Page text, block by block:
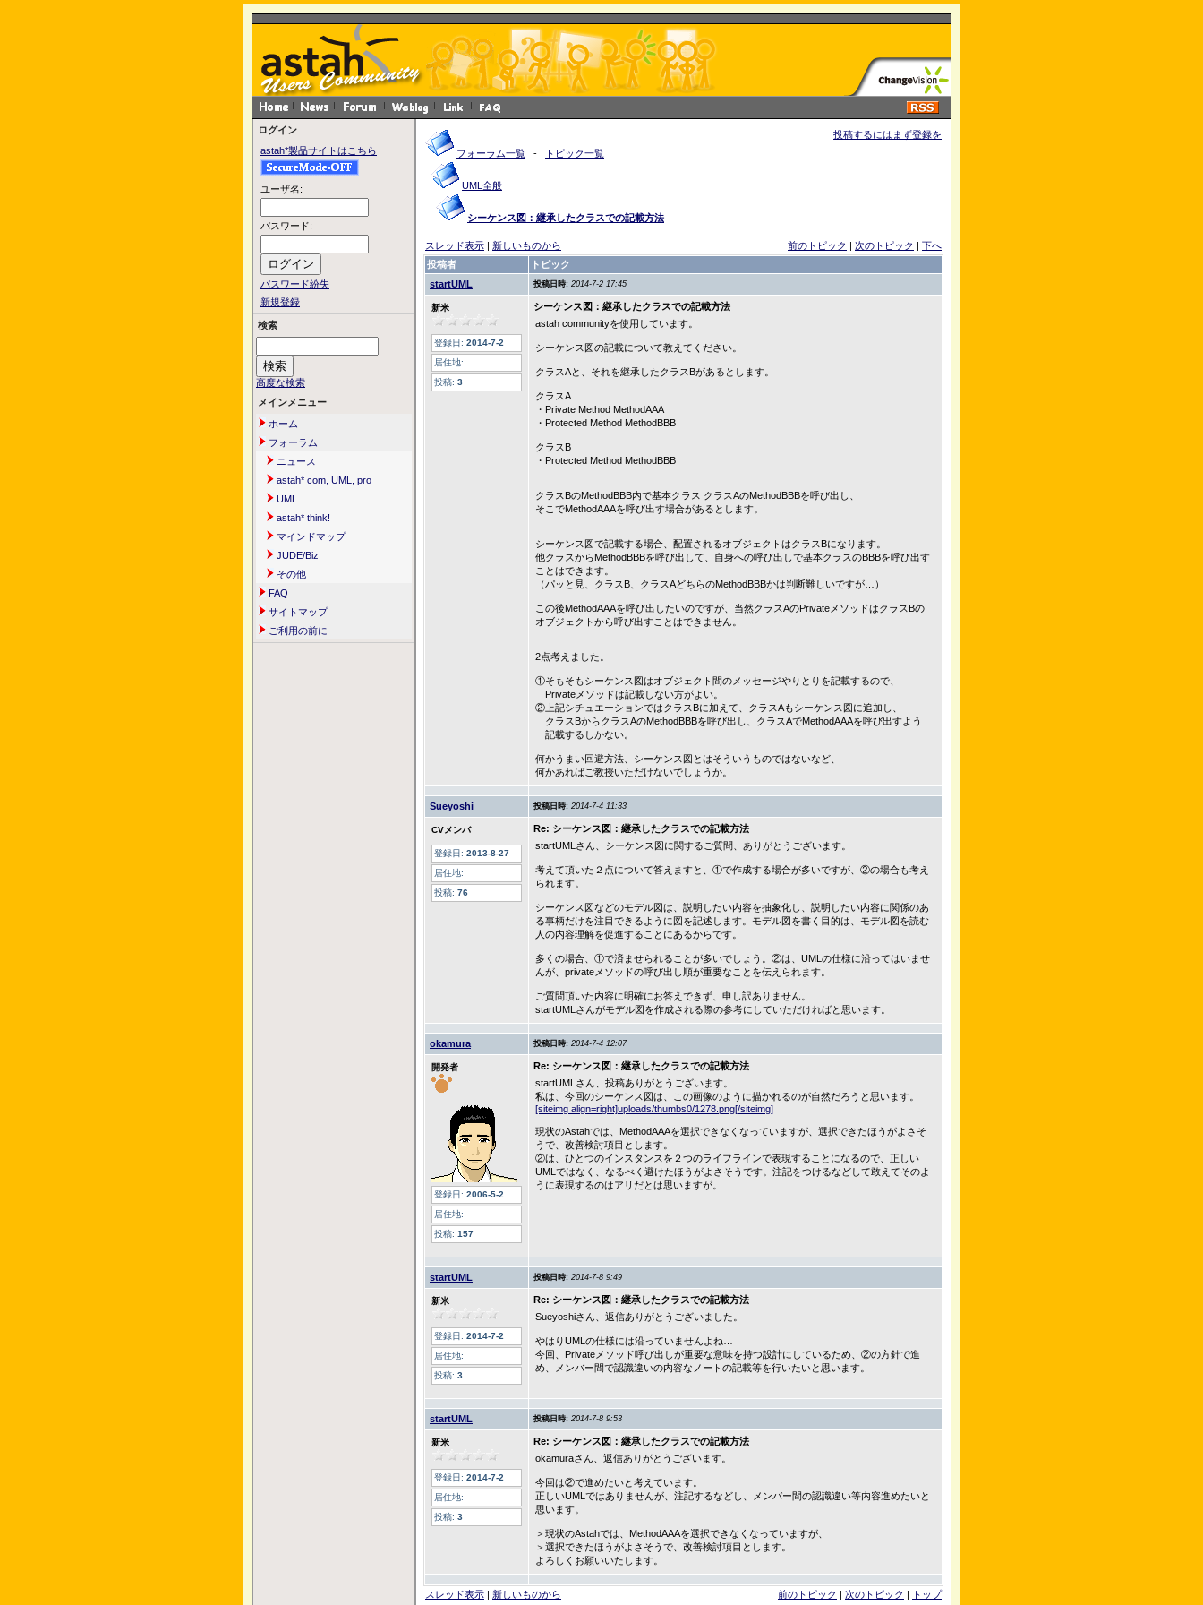
ログイン
astah*製品サイトはこちら
ユーザ名:
パスワード:
パスワード紛失
新規登録
検索
高度な検索
メインメニュー
ホーム
フォーラム
ニュース
astah* com, UML, pro
UML
astah* think!
マインドマップ
JUDE/Biz
その他
FAQ
サイトマップ
ご利用の前に
フォーラム一覧 - トピック一覧
UML全般
シーケンス図：継承したクラスでの記載方法
投稿するにはまず登録を
スレッド表示 | 新しいものから 前のトピック | 次のトピック | 下へ
投稿者
トピック
startUML
投稿日時: 2014-7-2 17:45
新米
登録日: 2014-7-2
居住地:
投稿: 3
シーケンス図：継承したクラスでの記載方法
astah communityを使用しています。
シーケンス図の記載について教えてください。
クラスAと、それを継承したクラスBがあるとします。
クラスA
・Private Method MethodAAA
・Protected Method MethodBBB
クラスB
・Protected Method MethodBBB
クラスBのMethodBBB内で基本クラス クラスAのMethodBBBを呼び出し、
そこでMethodAAAを呼び出す場合があるとします。
シーケンス図で記載する場合、配置されるオブジェクトはクラスBになります。
他クラスからMethodBBBを呼び出して、自身への呼び出しで基本クラスのBBBを呼び出す
ことはできます。
（パッと見、クラスB、クラスAどちらのMethodBBBかは判断難しいですが…）
この後MethodAAAを呼び出したいのですが、当然クラスAのPrivateメソッドはクラスBの
オブジェクトから呼び出すことはできません。
2点考えました。
①そもそもシーケンス図はオブジェクト間のメッセージやりとりを記載するので、
Privateメソッドは記載しない方がよい。
②上記シチュエーションではクラスBに加えて、クラスAもシーケンス図に追加し、
クラスBからクラスAのMethodBBBを呼び出し、クラスAでMethodAAAを呼び出すよう
記載するしかない。
何かうまい回避方法、シーケンス図とはそういうものではないなど、
何かあればご教授いただけないでしょうか。
Sueyoshi 投稿日時: 2014-7-4 11:33
CVメンバ
登録日: 2013-8-27
居住地:
投稿: 76
Re: シーケンス図：継承したクラスでの記載方法
startUMLさん、シーケンス図に関するご質問、ありがとうございます。
考えて頂いた２点について答えますと、①で作成する場合が多いですが、②の場合も考え
られます。
シーケンス図などのモデル図は、説明したい内容を抽象化し、説明したい内容に関係のあ
る事柄だけを注目できるように図を記述します。モデル図を書く目的は、モデル図を読む
人の内容理解を促進することにあるからです。
多くの場合、①で済ませられることが多いでしょう。②は、UMLの仕様に沿ってはいませ
んが、privateメソッドの呼び出し順が重要なことを伝えられます。
ご質問頂いた内容に明確にお答えできず、申し訳ありません。
startUMLさんがモデル図を作成される際の参考にしていただければと思います。
okamura 投稿日時: 2014-7-4 12:07
開発者
登録日: 2006-5-2
居住地:
投稿: 157
Re: シーケンス図：継承したクラスでの記載方法
startUMLさん、投稿ありがとうございます。
私は、今回のシーケンス図は、この画像のように描かれるのが自然だろうと思います。
[siteimg align=right]uploads/thumbs0/1278.png[/siteimg]
現状のAstahでは、MethodAAAを選択できなくなっていますが、選択できたほうがよさそ
うで、改善検討項目とします。
②は、ひとつのインスタンスを２つのライフラインで表現することになるので、正しい
UMLではなく、なるべく避けたほうがよさそうです。注記をつけるなどして敢えてそのよ
うに表現するのはアリだとは思いますが。
startUML 投稿日時: 2014-7-8 9:49
新米
登録日: 2014-7-2
居住地:
投稿: 3
Re: シーケンス図：継承したクラスでの記載方法
Sueyoshiさん、返信ありがとうございました。
やはりUMLの仕様には沿っていませんよね…
今回、Privateメソッド呼び出しが重要な意味を持つ設計にしているため、②の方針で進
め、メンバー間で認識違いの内容なノートの記載等を行いたいと思います。
startUML 投稿日時: 2014-7-8 9:53
新米
登録日: 2014-7-2
居住地:
投稿: 3
Re: シーケンス図：継承したクラスでの記載方法
okamuraさん、返信ありがとうございます。
今回は②で進めたいと考えています。
正しいUMLではありませんが、注記するなどし、メンバー間の認識違い等内容進めたいと
思います。
＞現状のAstahでは、MethodAAAを選択できなくなっていますが、
＞選択できたほうがよさそうで、改善検討項目とします。
よろしくお願いいたします。
スレッド表示 | 新しいものから 前のトピック | 次のトピック | トップ